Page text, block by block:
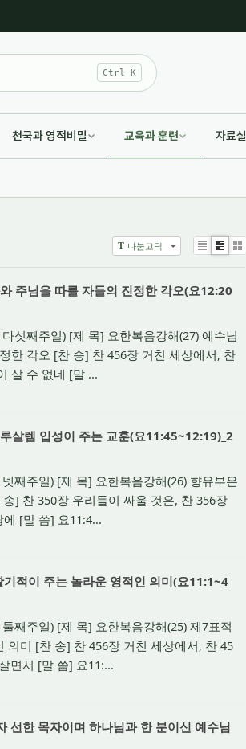
Ctrl K
천국과 영적비밀 교육과 훈련 자료실
T 나눔고딕
ListZine
주님을 따를 자들의 진정한 각오(요12:20
섯째주일) [제 목] 요한복음강해(27) 예수님
한 각오 [찬 송] 찬 456장 거친 세상에서, 찬
살 수 없네 [말 ...
살렘 입성이 주는 교훈(요11:45~12:19)_2
째주일) [제 목] 요한복음강해(26) 향유부은
] 찬 350장 우리들이 싸울 것은, 찬 356장
[말 씀] 요11:4...
적이 주는 놀라운 영적인 의미(요11:1~4
째주일) [제 목] 요한복음강해(25) 제7표적
의미 [찬 송] 찬 456장 거친 세상에서, 찬 45
면서 [말 씀] 요11:...
선한 목자이며 하나님과 한 분이신 예수님